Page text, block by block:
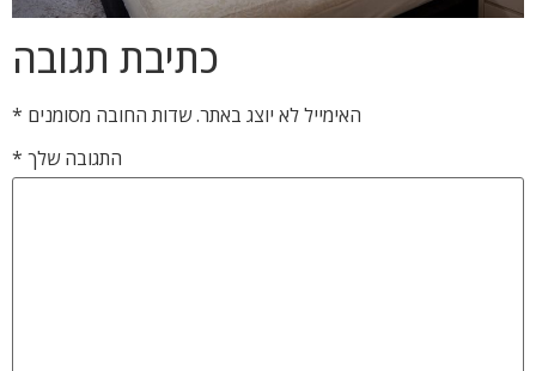
כתיבת תגובה
האימייל לא יוצג באתר.שדות החובה מסומנים *
התגובה שלך *